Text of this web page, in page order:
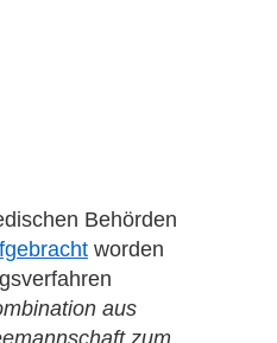
Behörden
worden
aus
zum